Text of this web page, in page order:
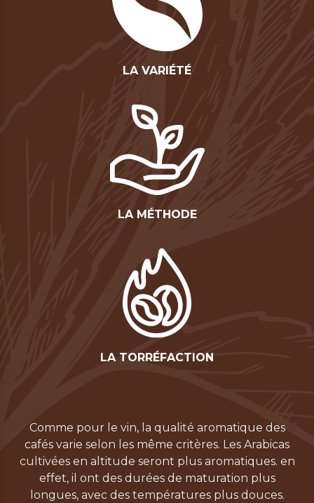
LA VARIÉTÉ
LA MÉTHODE
LA TORRÉFACTION
Comme pour le vin, la qualité aromatique des
cafés varie selon les même critères. Les Arabicas
cultivées en altitude seront plus aromatiques. en
effet, il ont des durées de maturation plus
longues, avec des températures plus douces.